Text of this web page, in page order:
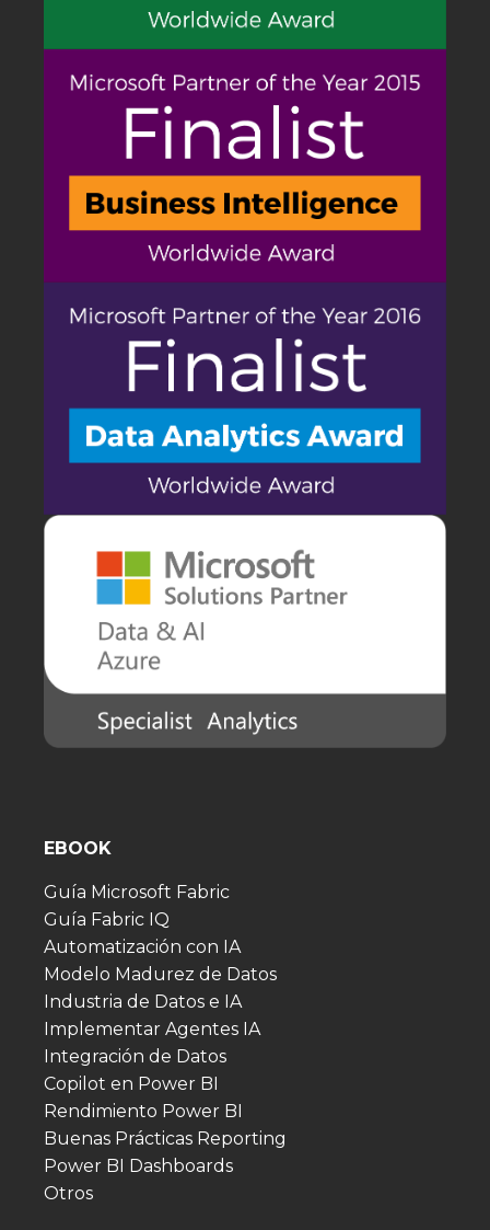
EBOOK
Guía Microsoft Fabric
Guía Fabric IQ
Automatización con IA
Modelo Madurez de Datos
Industria de Datos e IA
Implementar Agentes IA
Integración de Datos
Copilot en Power BI
Rendimiento Power BI
Buenas Prácticas Reporting
Power BI Dashboards
Otros